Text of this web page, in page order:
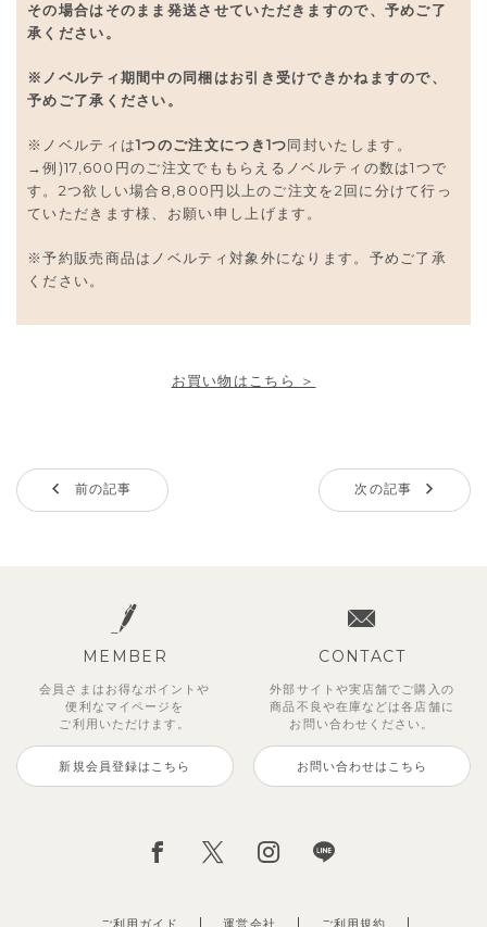
その場合はそのまま発送させていただきますので、予めご了
承ください。
※ノベルティ期間中の同梱はお引き受けできかねますので、
予めご了承ください。
※ノベルティは1つのご注文につき1つ同封いたします。
→例)17,600円のご注文でももらえるノベルティの数は1つで
す。2つ欲しい場合8,800円以上のご注文を2回に分けて行っ
ていただきます様、お願い申し上げます。
※予約販売商品はノベルティ対象外になります。予めご了承
ください。
お買い物はこちら ＞
前の記事 次の記事
MEMBER
会員さまはお得なポイントや
便利な マイページを
ご利用いただけます。
新規会員登録はこちら
CONTACT
外部サイトや実店舗でご購入の
商品不良や在庫などは各店舗に
お問い合わせください。
お問い合わせはこちら
ご利用ガイド 運営会社 ご利用規約